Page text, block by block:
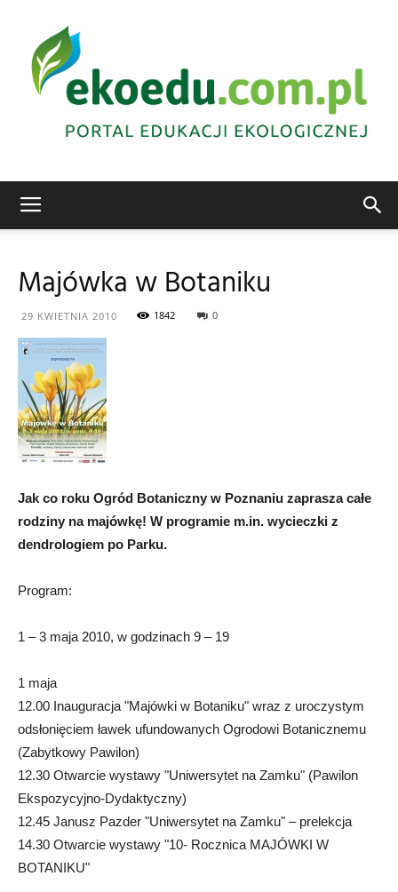
Majówka w Botaniku
29 KWIETNIA 2010 1842 0
Jak co roku Ogród Botaniczny w Poznaniu zaprasza całe
rodziny na majówkę! W programie m.in. wycieczki z
dendrologiem po Parku.
Program:
1 – 3 maja 2010, w godzinach 9 – 19
1 maja
12.00 Inauguracja "Majówki w Botaniku" wraz z uroczystym
odsłonięciem ławek ufundowanych Ogrodowi Botanicznemu
(Zabytkowy Pawilon)
12.30 Otwarcie wystawy "Uniwersytet na Zamku" (Pawilon
Ekspozycyjno-Dydaktyczny)
12.45 Janusz Pazder "Uniwersytet na Zamku" – prelekcja
14.30 Otwarcie wystawy "10- Rocznica MAJÓWKI W
BOTANIKU"